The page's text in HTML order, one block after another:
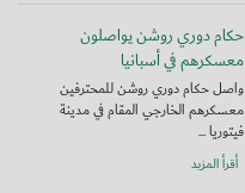
حكام دوري روشن يواصلون
معسكرهم في أسبانيا
واصل حكام دوري روشن للمحترفين
معسكرهم الخارجي المقام في مدينة
فيتوريا ...
أقرأ المزيد